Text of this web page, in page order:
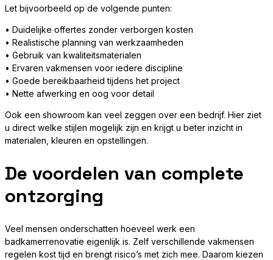
Let bijvoorbeeld op de volgende punten:
• Duidelijke offertes zonder verborgen kosten
• Realistische planning van werkzaamheden
• Gebruik van kwaliteitsmaterialen
• Ervaren vakmensen voor iedere discipline
• Goede bereikbaarheid tijdens het project
• Nette afwerking en oog voor detail
Ook een showroom kan veel zeggen over een bedrijf. Hier ziet
u direct welke stijlen mogelijk zijn en krijgt u beter inzicht in
materialen, kleuren en opstellingen.
De voordelen van complete
ontzorging
Veel mensen onderschatten hoeveel werk een
badkamerrenovatie eigenlijk is. Zelf verschillende vakmensen
regelen kost tijd en brengt risico’s met zich mee. Daarom kiezen